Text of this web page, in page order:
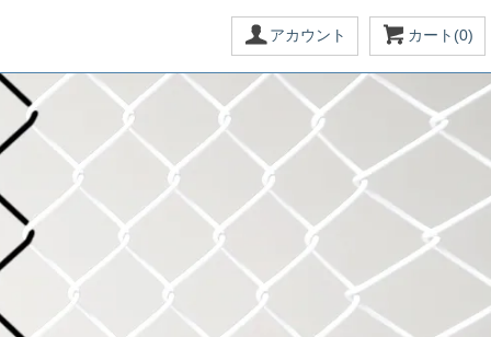
アカウント カート(0)